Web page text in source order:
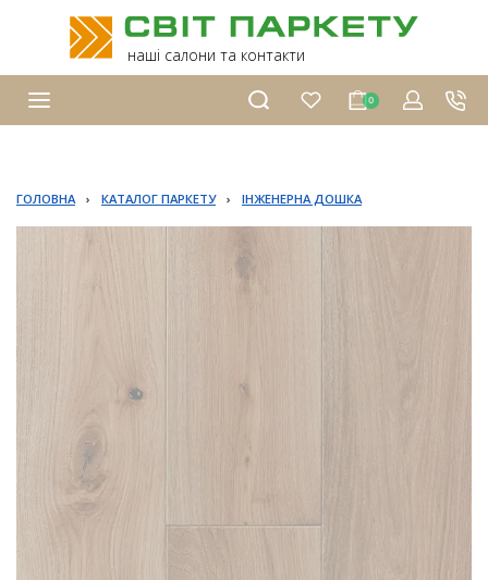
наші салони та контакти
0
ГОЛОВНА › КАТАЛОГ ПАРКЕТУ › ІНЖЕНЕРНА ДОШКА